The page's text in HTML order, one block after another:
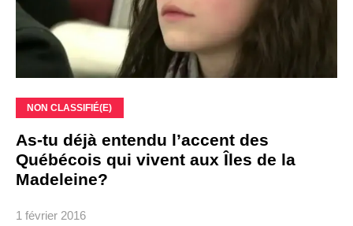
NON CLASSIFIÉ(E)
As-tu déjà entendu l’accent des
Québécois qui vivent aux Îles de la
Madeleine?
1 février 2016